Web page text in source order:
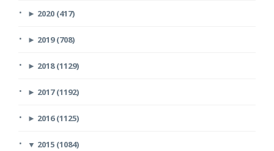
► 2020 (417)
► 2019 (708)
► 2018 (1129)
► 2017 (1192)
► 2016 (1125)
▼ 2015 (1084)